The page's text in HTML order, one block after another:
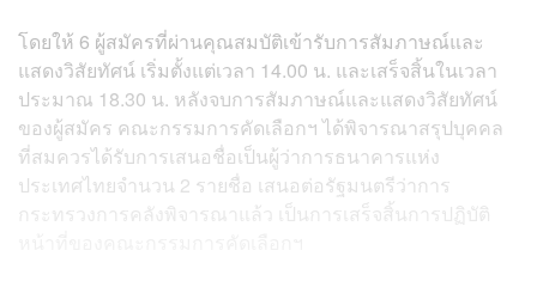
โดยให้ 6 ผู้สมัครที่ผ่านคุณสมบัติเข้ารับการสัมภาษณ์และ
แสดงวิสัยทัศน์ เริ่มตั้งแต่เวลา 14.00 น. และเสร็จสิ้นในเวลา
ประมาณ 18.30 น. หลังจบการสัมภาษณ์และแสดงวิสัยทัศน์
ของผู้สมัคร คณะกรรมการคัดเลือกฯ ได้พิจารณาสรุปบุคคล
ที่สมควรได้รับการเสนอชื่อเป็นผู้ว่าการธนาคารแห่ง
ประเทศไทยจำนวน 2 รายชื่อ เสนอต่อรัฐมนตรีว่าการ
กระทรวงการคลังพิจารณาแล้ว เป็นการเสร็จสิ้นการปฏิบัติ